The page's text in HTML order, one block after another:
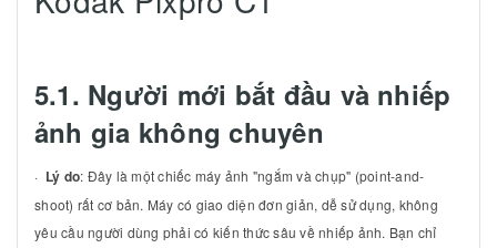
5.1. Người mới bắt đầu và nhiếp
ảnh gia không chuyên
· Lý do: Đây là một chiếc máy ảnh "ngắm và chụp" (point-and-
shoot) rất cơ bản. Máy có giao diện đơn giản, dễ sử dụng, không
yêu cầu người dùng phải có kiến thức sâu về nhiếp ảnh. Bạn chỉ